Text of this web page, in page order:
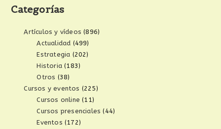
Categorías
Artículos y vídeos (896)
Actualidad (499)
Estrategia (202)
Historia (183)
Otros (38)
Cursos y eventos (225)
Cursos online (11)
Cursos presenciales (44)
Eventos (172)